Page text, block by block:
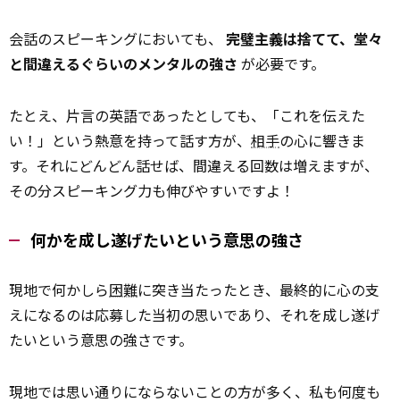
会話のスピーキングにおいても、 完璧主義は捨てて、堂々
と間違えるぐらいのメンタルの強さ が必要です。
たとえ、片言の英語であったとしても、「これを伝えた
い！」という熱意を持って話す方が、 相手の心に響きま
す。それにどんどん話せば、間違える回数は増えますが、
その分スピーキング力も伸びやすいですよ！
何かを成し遂げたいという意思の強さ
現地で何かしら困難に突き当たったとき、最終的に心の支
えになるのは応募した当初の思いであり、それを成し遂げ
たいという意思の強さです。
現地では思い通りにならないことの方が多く、私も何度も